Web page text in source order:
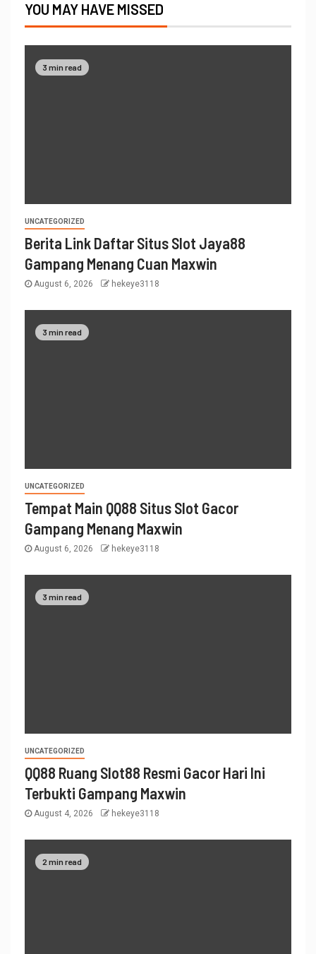
YOU MAY HAVE MISSED
3 min read
UNCATEGORIZED
Berita Link Daftar Situs Slot Jaya88
Gampang Menang Cuan Maxwin
August 6, 2026 hekeye3118
3 min read
UNCATEGORIZED
Tempat Main QQ88 Situs Slot Gacor
Gampang Menang Maxwin
August 6, 2026 hekeye3118
3 min read
UNCATEGORIZED
QQ88 Ruang Slot88 Resmi Gacor Hari Ini
Terbukti Gampang Maxwin
August 4, 2026 hekeye3118
2 min read